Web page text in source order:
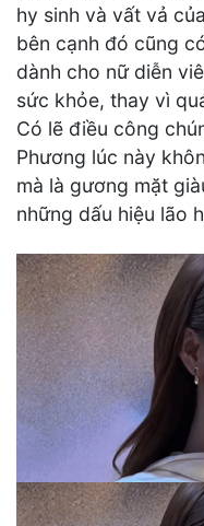
hy sinh và vất vả
bên cạnh đó cũng
dành cho nữ diễn
sức khỏe, thay vì
Có lẽ điều công
Phương lúc này
mà là gương mặt
những dấu hiệu lão